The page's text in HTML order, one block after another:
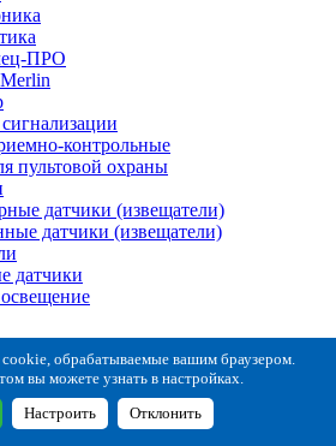
ПРО
контрольные
пультовой охраны
датчики (извещатели)
датчики (извещатели)
датчики
извещений
монтажные материалы
коммутационные
для извещателей
обрабатываемые вашим браузером.
вы можете узнать в настройках.
Настроить Отклонить